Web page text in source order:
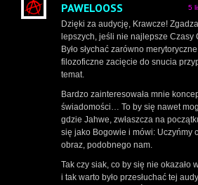
PAWELOOSS 5
Dzięki za audycję, Krawcze!
lepszych, jeśli nie najlepsze Czasy
Było słychać zarówno
filozoficzne zacięcie do snucia
temat.
Bardzo zainteresowała mnie
świadomości… To by się nawet
gdzie Jahwe, zwłaszcza na
się jako Bogowie i mówi: Uczyńmy
obraz, podobnego nam.
Tak czy siak, co by się nie okazało
i tak warto było przesłuchać tej